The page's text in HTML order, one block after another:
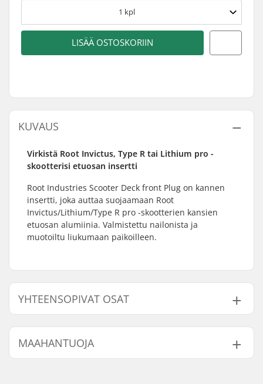
1 kpl
LISÄÄ OSTOSKORIIN
KUVAUS
Virkistä Root Invictus, Type R tai Lithium pro -
skootterisi etuosan insertti
Root Industries Scooter Deck front Plug on kannen
insertti, joka auttaa suojaamaan Root
Invictus/Lithium/Type R pro -skootterien kansien
etuosan alumiinia. Valmistettu nailonista ja
muotoiltu liukumaan paikoilleen.
YHTEENSOPIVAT OSAT
Etsi yhteensopivia tuotteita Root Industries Dekki
front Plug:
MAAHANTUOJA